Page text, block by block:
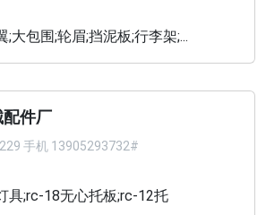
;大包围;轮眉;挡泥板;行李架;...
件厂
手机 13905293732#
具;rc-18无心托板;rc-12托